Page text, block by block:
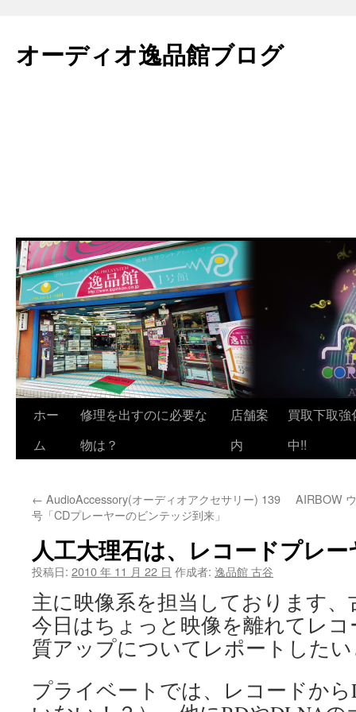
テ
ン
オーディオ逸品館ブログ
ホー
ム
修理を出すのに必要な
物は？
店舗案
内
買取下取強
中!!
← AudioAccessory(オーディオアクセサリー) 139
号「CDプレーヤーのビンテッジ到来」
AIRBOW
人工大理石は、レコードプレ
投稿日: 2010 年 11 月 22 日 作成者: 逸品館 古谷
主に映像系を担当しております、
今日はちょっと映像を離れてレ
質アップについてレポートした
プライベートでは、レコードか